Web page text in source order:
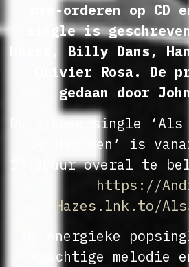
pre-orderen op CD
single is
Hazes, Billy Dans,
Olivier Rosa. De
gedaan door
De nieuwe single
Je Man Ben’ is
17:30uur overal te
https://
Hazes.lnk.to/
De energieke
krachtige melodie